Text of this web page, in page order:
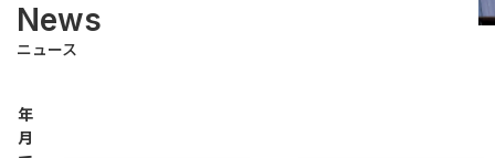
News
ニュース
年
月